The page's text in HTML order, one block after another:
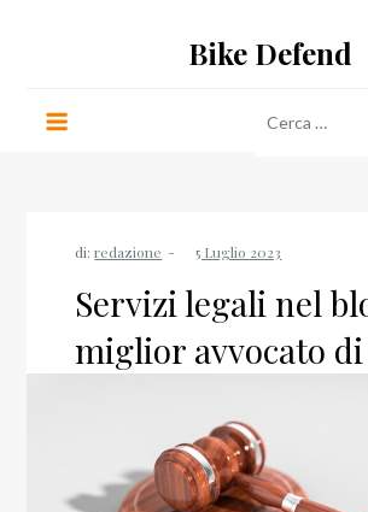
Bike Defend
per:
di:redazione
Servizi legali nel
miglior avvocato